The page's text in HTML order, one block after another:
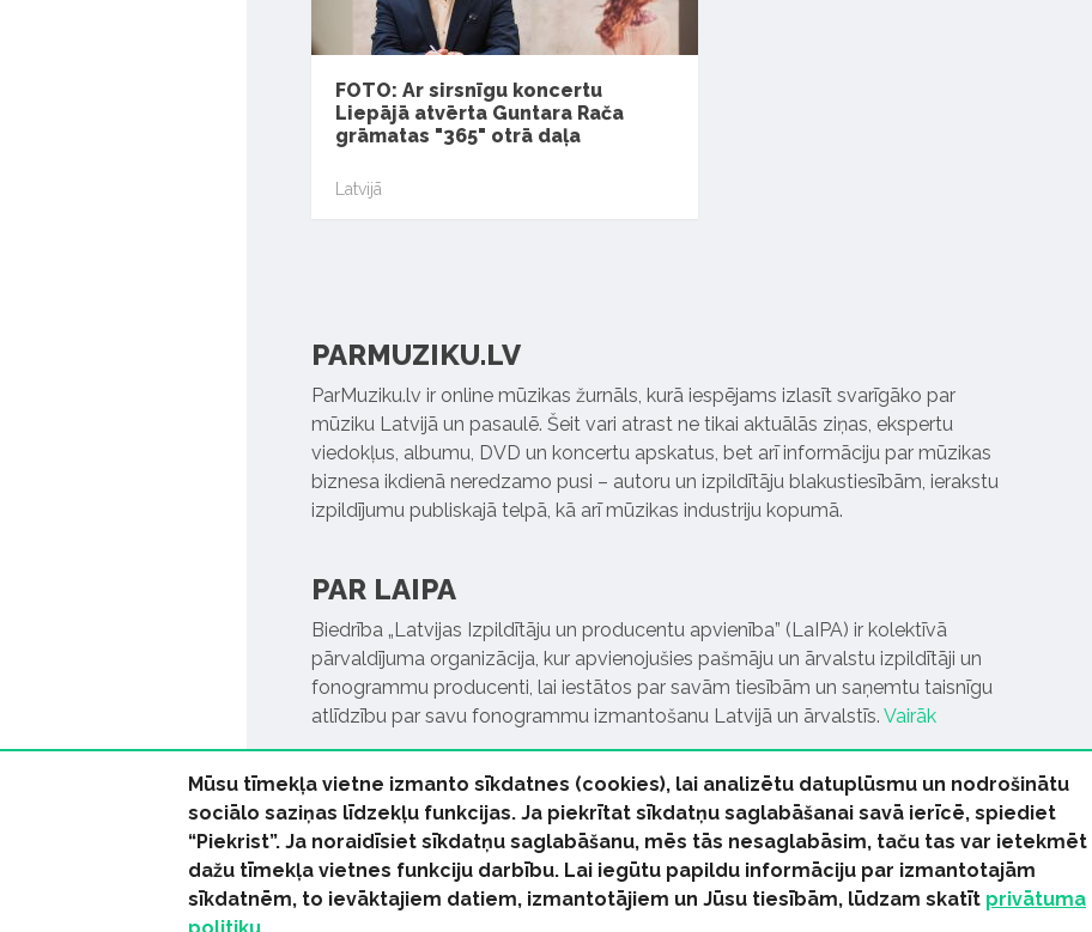
FOTO: Ar sirsnīgu koncertu
Liepājā atvērta Guntara Rača
grāmatas "365" otrā daļa
Latvijā
PARMUZIKU.LV
ParMuziku.lv ir online mūzikas žurnāls, kurā iespējams izlasīt svarīgāko par
mūziku Latvijā un pasaulē. Šeit vari atrast ne tikai aktuālās ziņas, ekspertu
viedokļus, albumu, DVD un koncertu apskatus, bet arī informāciju par mūzikas
biznesa ikdienā neredzamo pusi – autoru un izpildītāju blakustiesībām, ierakstu
izpildījumu publiskajā telpā, kā arī mūzikas industriju kopumā.
PAR LAIPA
Biedrība „Latvijas Izpildītāju un producentu apvienība” (LaIPA) ir kolektīvā
pārvaldījuma organizācija, kur apvienojušies pašmāju un ārvalstu izpildītāji un
fonogrammu producenti, lai iestātos par savām tiesībām un saņemtu taisnīgu
atlīdzību par savu fonogrammu izmantošanu Latvijā un ārvalstīs. Vairāk
© 2026 parmuziku.lv, visas tiesības paturētas
Mūsu tīmekļa vietne izmanto sīkdatnes (cookies), lai analizētu datuplūsmu un nodrošinātu
sociālo saziņas līdzekļu funkcijas. Ja piekrītat sīkdatņu saglabāšanai savā ierīcē, spiediet
“Piekrist”. Ja noraidīsiet sīkdatņu saglabāšanu, mēs tās nesaglabāsim, taču tas var ietekmēt
dažu tīmekļa vietnes funkciju darbību. Lai iegūtu papildu informāciju par izmantotajām
sīkdatnēm, to ievāktajiem datiem, izmantotājiem un Jūsu tiesībām, lūdzam skatīt privātuma